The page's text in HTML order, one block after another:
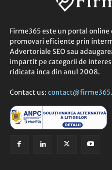
Firme365 este un portal
promovari eficiente prin
Advertoriale SEO sau
impartit pe categorii de
ridicata inca din anul 2008.
Contact us: